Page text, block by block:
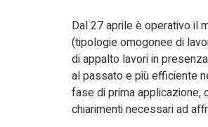
Dal 27 aprile è operativo il
(tipologie omogonee di
di appalto lavori in
al passato e più efficiente
fase di prima applicazione,
chiarimenti necessari ad